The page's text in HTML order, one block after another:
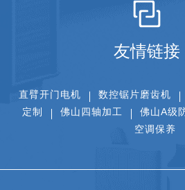
友情链接
直臂开门电机 数控锯片磨齿机
定制
佛山四轴加工 佛山A级
空调保养